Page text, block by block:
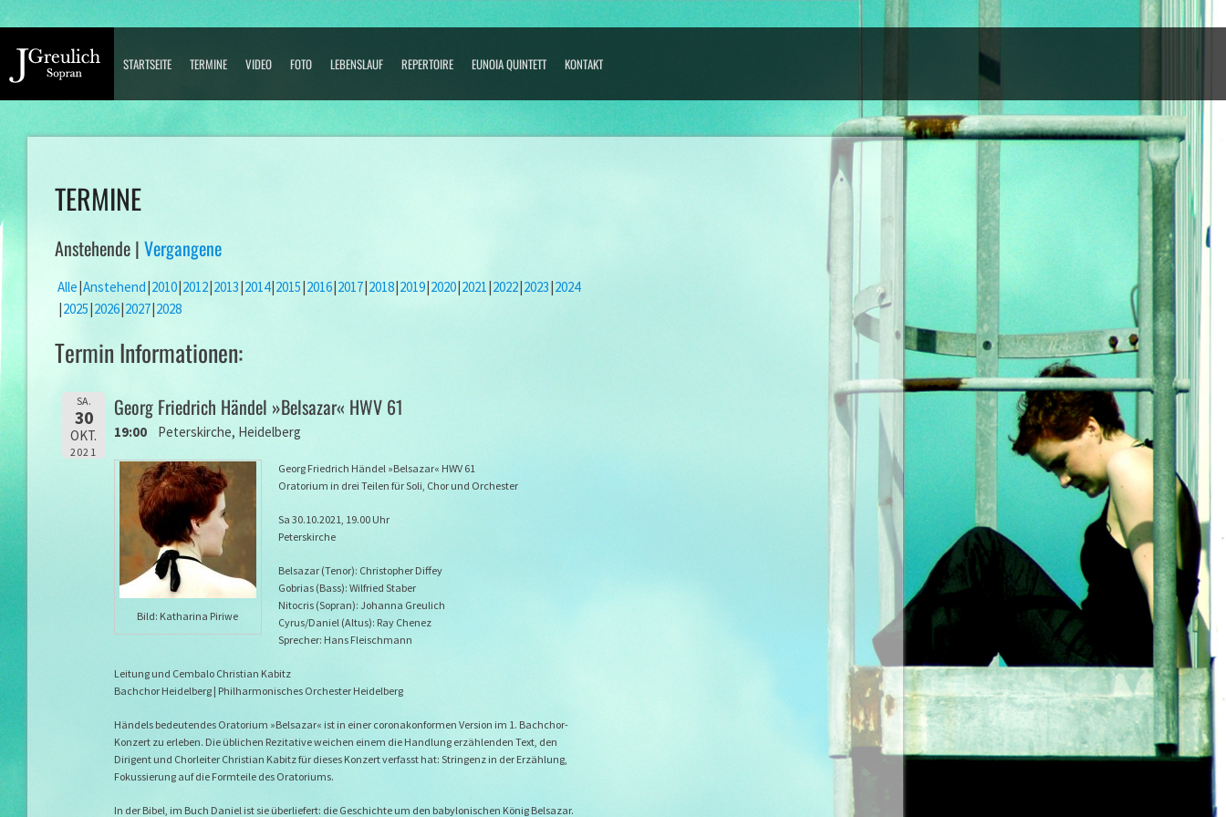
STARTSEITE TERMINE VIDEO FOTO LEBENSLAUF REPERTOIRE EUNOIA QUINTETT KONTAKT
TERMINE
Anstehende | Vergangene
Alle Anstehend 2010 2012 2013 2014 2015 2016 2017 2018 2019 2020 2021 2022 2023 2024
2025 2026 2027 2028
Termin Informationen:
SA.
30
OKT.
2021
Georg Friedrich Händel »Belsazar« HWV 61
19:00 Peterskirche, Heidelberg
Bild: Katharina Piriwe
Georg Friedrich Händel »Belsazar« HWV 61
Oratorium in drei Teilen für Soli, Chor und Orchester
Sa 30.10.2021, 19.00 Uhr
Peterskirche
Belsazar (Tenor): Christopher Diffey
Gobrias (Bass): Wilfried Staber
Nitocris (Sopran): Johanna Greulich
Cyrus/Daniel (Altus): Ray Chenez
Sprecher: Hans Fleischmann
Leitung und Cembalo Christian Kabitz
Bachchor Heidelberg | Philharmonisches Orchester Heidelberg
Händels bedeutendes Oratorium »Belsazar« ist in einer coronakonformen Version im 1. Bachchor-
Konzert zu erleben. Die üblichen Rezitative weichen einem die Handlung erzählenden Text, den
Dirigent und Chorleiter Christian Kabitz für dieses Konzert verfasst hat: Stringenz in der Erzählung,
Fokussierung auf die Formteile des Oratoriums.
In der Bibel, im Buch Daniel ist sie überliefert: die Geschichte um den babylonischen König Belsazar.